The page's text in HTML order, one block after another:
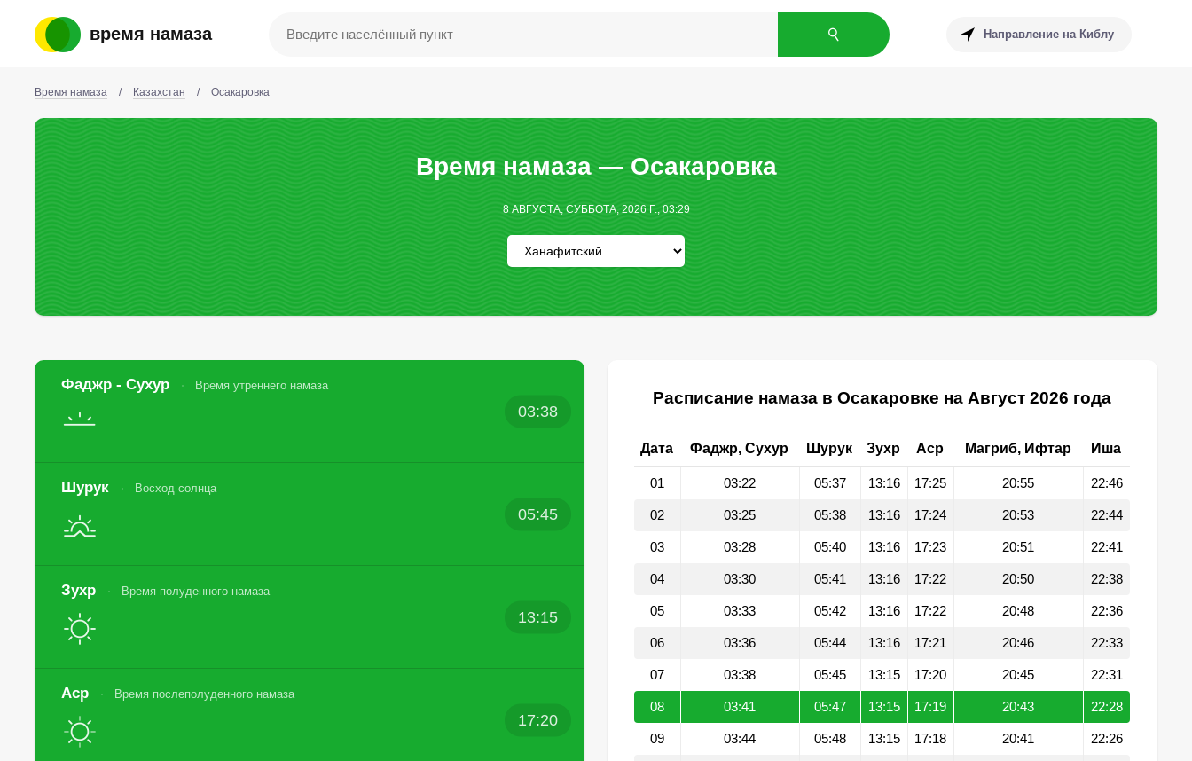
время намаза Направление на Киблу
Время намаза / Казахстан / Осакаровка
Время намаза — Осакаровка
8 АВГУСТА, СУББОТА, 2026 Г., 03:29
Фаджр - Сухур Время утреннего намаза
03:38
Шурук Восход солнца
05:45
Зухр Время полуденного намаза
13:15
Аср Время послеполуденного намаза
17:20
Расписание намаза в Осакаровке на Август 2026 года
Дата Фаджр, Сухур Шурук Зухр Аср Магриб, Ифтар Иша
01 03:22 05:37 13:16 17:25 20:55 22:46
02 03:25 05:38 13:16 17:24 20:53 22:44
03 03:28 05:40 13:16 17:23 20:51 22:41
04 03:30 05:41 13:16 17:22 20:50 22:38
05 03:33 05:42 13:16 17:22 20:48 22:36
06 03:36 05:44 13:16 17:21 20:46 22:33
07 03:38 05:45 13:15 17:20 20:45 22:31
08 03:41 05:47 13:15 17:19 20:43 22:28
09 03:44 05:48 13:15 17:18 20:41 22:26